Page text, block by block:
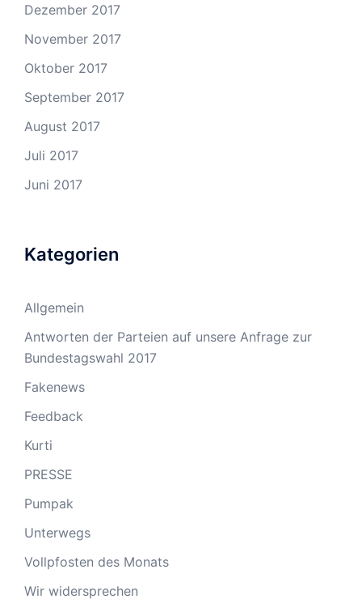
Dezember 2017
November 2017
Oktober 2017
September 2017
August 2017
Juli 2017
Juni 2017
Kategorien
Allgemein
Antworten der Parteien auf unsere Anfrage zur
Bundestagswahl 2017
Fakenews
Feedback
Kurti
PRESSE
Pumpak
Unterwegs
Vollpfosten des Monats
Wir widersprechen